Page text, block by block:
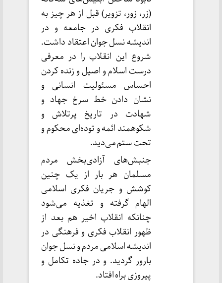
(زر، زور، تزویر) قبل از هر چیز به
انقلاب فکری در جامعه و در
اندیشه نسل جوان اعتقاد داشت.
شروع این انقلاب را در معرفی
درست اسلام و اصیل و زنده کردن
احساس مسئولیت انسانی و
نشان دادن خط سرخ جهاد و
شهادت در تاریخ پرتلاش و
شکوهمند ائمه و توده‌ای محکوم و
تحت ستم می‌دید.
جنبش‌های آزادی‌بخش مردم
مسلمان هر بار از یک چنین
کوشش و جریان فکری اسلامی
الهام گرفته و تغذیه می‌شود
چنانکه انقلاب اخیر هم بعد از
ظهور انقلاب فکری و فرهنگی در
اندیشه اسلامی مردم و نسل جوان
بارور گردید. و در جاده تکامل و
پیروزی براه افتاد.